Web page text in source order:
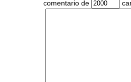
comentario de